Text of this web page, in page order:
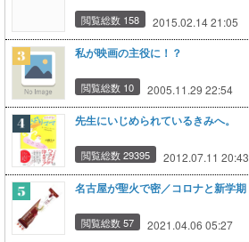
閲覧総数 158 2015.02.14 21:05
私が映画の主役に！？
閲覧総数 10 2005.11.29 22:54
先生にいじめられているきみへ。
閲覧総数 29395 2012.07.11 20:43
名古屋が聖火で密／コロナと新学期
閲覧総数 57 2021.04.06 05:27